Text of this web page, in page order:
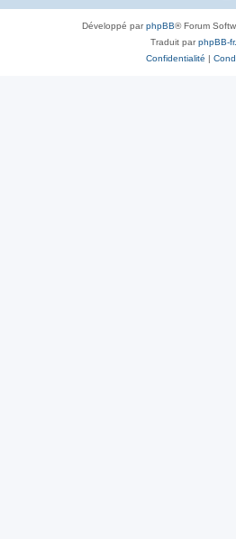
Développé parphpBB® Forum
Traduit parphpBB-
Confidentialité |